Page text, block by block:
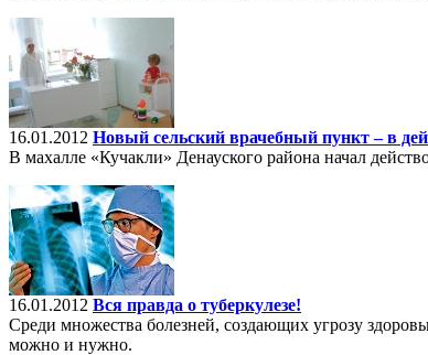
16.01.2012 Новый сельский врачебный пункт – в
В махалле «Кучакли» Денауского района начал
16.01.2012 Вся правда о туберкулезе!
Среди множества болезней, создающих угрозу
можно и нужно.